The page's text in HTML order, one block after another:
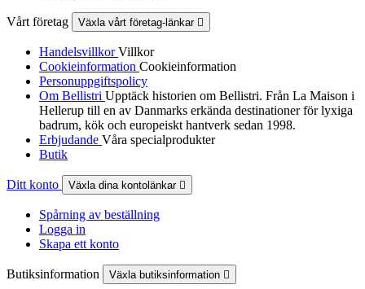
Vårt företag Växla vårt företag-länkar 
HandelsvillkorVillkor
Cookieinformation Cookieinformation
Personuppgiftspolicy
Om Bellistri Upptäck historien om Bellistri. Från La Maison i
Hellerup till en av Danmarks erkända destinationer för lyxiga
badrum, kök och europeiskt hantverk sedan 1998.
Erbjudande Våra specialprodukter
Butik
Ditt konto Växla dina kontolänkar 
Spårning av beställning
Logga in
Skapa ett konto
Butiksinformation Växla butiksinformation 